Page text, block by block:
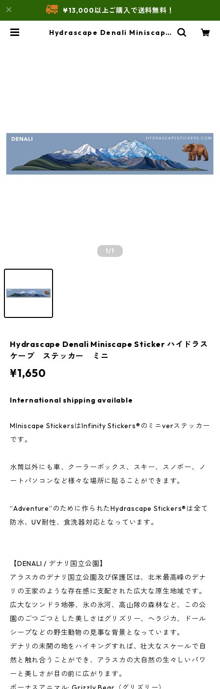
¥13,000以上ご購入で送料無料！
Hydrascape Denali Miniscape
1/1
Hydrascape Denali Miniscape Sticker ハイドラス
ケープ ステッカー ミニ
¥1,650
International shipping available
MIniscape StickersはInfinity Stickers®のミニverステッカー
です。
水筒以外にも車、クーラーボックス、スキー、スノボー、ノ
ートパソコンなど様々な場所に貼ることができます。
“Adventure”のために作られたHydrascape Stickers®は全て
防水、UV耐性、食洗器対応となっています。
【DENALI / デナリ国立公園】
アラスカのデナリ国立公園及び保護区は、北米最高峰のデナ
リの王家のような存在感に支配された広大な原生地域です。
広大なツンドラ地帯、氷の氷河、高山隊の森林など、この公
園のごつごつとした美しさはグリズリー、ヘラジカ、ドール
シープなどの野生動物の見事な背景となっています。
デナリの未開の地をハイキングすれば、壮大なスケールで自
然と触れ合うことができ、アラスカの大自然の生々しいパワ
ーと美しさが目の前に広がります。